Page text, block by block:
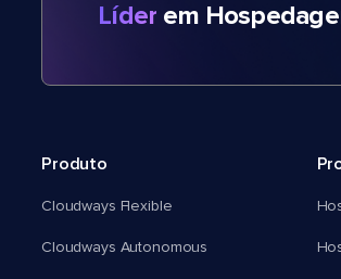
Líder em
Produto
Cloudways Flexible
Cloudways Autonomous